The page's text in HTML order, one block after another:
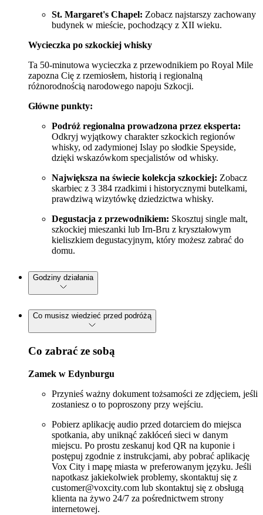
St. Margaret's Chapel: Zobacz najstarszy zachowany
budynek w mieście, pochodzący z XII wieku.
Wycieczka po szkockiej whisky
Ta 50-minutowa wycieczka z przewodnikiem po Royal Mile
zapozna Cię z rzemiosłem, historią i regionalną
różnorodnością narodowego napoju Szkocji.
Główne punkty:
Podróż regionalna prowadzona przez eksperta:
Odkryj wyjątkowy charakter szkockich regionów
whisky, od zadymionej Islay po słodkie Speyside,
dzięki wskazówkom specjalistów od whisky.
Największa na świecie kolekcja szkockiej: Zobacz
skarbiec z 3 384 rzadkimi i historycznymi butelkami,
prawdziwą wizytówkę dziedzictwa whisky.
Degustacja z przewodnikiem: Skosztuj single malt,
szkockiej mieszanki lub Irn-Bru z kryształowym
kieliszkiem degustacyjnym, który możesz zabrać do
domu.
Godziny działania
Co musisz wiedzieć przed podróżą
Co zabrać ze sobą
Zamek w Edynburgu
Przynieś ważny dokument tożsamości ze zdjęciem, jeśli
zostaniesz o to poproszony przy wejściu.
Pobierz aplikację audio przed dotarciem do miejsca
spotkania, aby uniknąć zakłóceń sieci w danym
miejscu. Po prostu zeskanuj kod QR na kuponie i
postępuj zgodnie z instrukcjami, aby pobrać aplikację
Vox City i mapę miasta w preferowanym języku. Jeśli
napotkasz jakiekolwiek problemy, skontaktuj się z
customer@voxcity.com lub skontaktuj się z obsługą
klienta na żywo 24/7 za pośrednictwem strony
internetowej.